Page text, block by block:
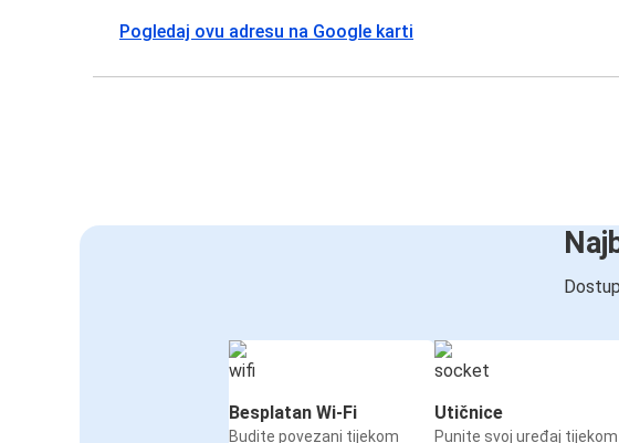
Pogledaj ovu adresu na Google karti
Besplatan Wi-Fi
Budite povezani tijekom
Utičnice
Punite svoj uređaj tijekom